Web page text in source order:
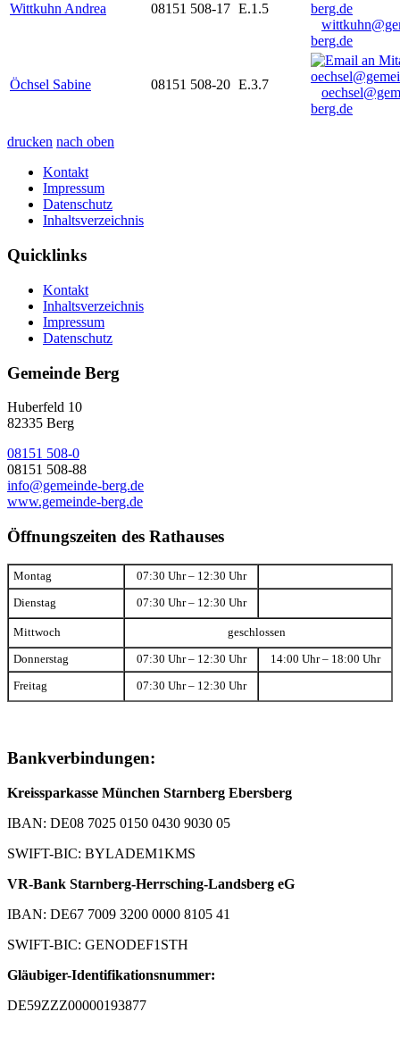
Wittkuhn Andrea 08151 508-17 E.1.5
berg.de
Öchsel Sabine 08151 508-20 E.3.7
berg.de
drucken nach oben
Kontakt
Impressum
Datenschutz
Inhaltsverzeichnis
Quicklinks
Kontakt
Inhaltsverzeichnis
Impressum
Datenschutz
Gemeinde Berg
Huberfeld 10
82335 Berg
08151 508-0
08151 508-88
info@gemeinde-berg.de
www.gemeinde-berg.de
Öffnungszeiten des Rathauses
Montag 07:30 Uhr – 12:30 Uhr
Dienstag 07:30 Uhr – 12:30 Uhr
Mittwoch geschlossen
Donnerstag 07:30 Uhr – 12:30 Uhr 14:00 Uhr – 18:00 Uhr
Freitag 07:30 Uhr – 12:30 Uhr
Bankverbindungen:
Kreissparkasse München Starnberg Ebersberg
IBAN: DE08 7025 0150 0430 9030 05
SWIFT-BIC: BYLADEM1KMS
VR-Bank Starnberg-Herrsching-Landsberg eG
IBAN: DE67 7009 3200 0000 8105 41
SWIFT-BIC: GENODEF1STH
Gläubiger-Identifikationsnummer:
DE59ZZZ00000193877